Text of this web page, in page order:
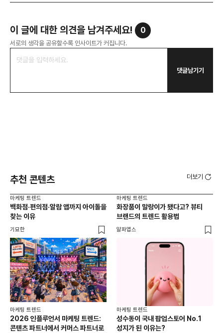
이 글에 대한 의견을 남겨주세요! 0
서로의 생각을 공유할수록 인사이트가 커집니다.
댓글남기기
추천 콘텐츠 더보기
마케팅 트렌드
백화점·편의점·알람 앱까지 아이돌을
찾는 이유
기묘한
마케팅 트렌드
화장품이 말랑이가 됐다고? 뷰티
브랜드의 트렌드 활용법
알파앱스
마케팅 트렌드
2026 인플루언서 마케팅 트렌드:
콘텐츠 파트너에서 커머스 파트너로
마케팅 트렌드
성수동이 국내 팝업스토어 No.1
성지가 된 이유는?